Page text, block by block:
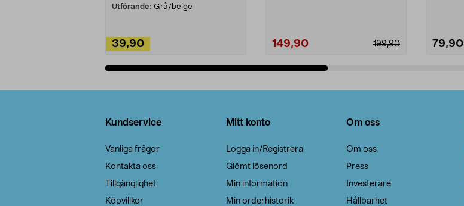
Utförande: Grå/beige
39,90 199,90
149,90 79,90
Kundservice
Vanliga frågor
Kontakta oss
Tillgänglighet
Köpvillkor
Mitt konto
Logga in/Registrera
Glömt lösenord
Min information
Min orderhistorik
Om oss
Om oss
Press
Investerare
Hållbarhet